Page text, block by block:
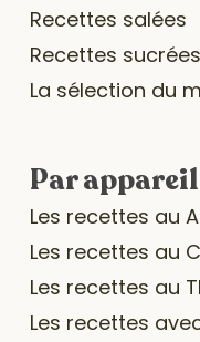
Recettes salées
Recettes sucrées
La sélection du
Par
Les recettes au
Les recettes au
Les recettes au
Les recettes